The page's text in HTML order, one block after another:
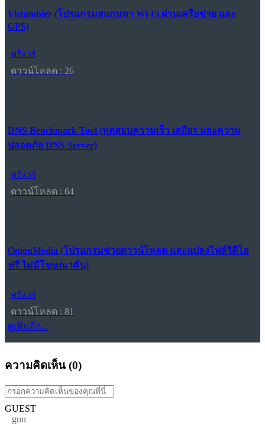
Vistumbler (โปรแกรมสแกนหา Wi-Fi ผ่านเครือข่าย และ
GPS)
ฟรีแวร์
ดาวน์โหลด : 26
DNS Benchmark Tool (ทดสอบความเร็ว เสถียร และความ
ปลอดภัย DNS Server)
ฟรีแวร์
ดาวน์โหลด : 64
OnionMedia (โปรแกรมช่วยดาวน์โหลด และแปลงไฟล์วิดีโอ
ฟรี ไม่มีโฆษณาคั่น)
ฟรีแวร์
ดาวน์โหลด : 81
ดูเพิ่มอีก...
ความคิดเห็น (0)
GUEST
gun